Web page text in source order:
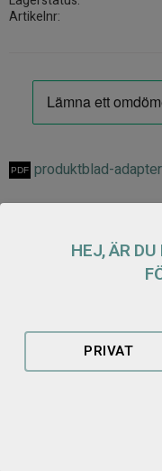
Artikelnr
produktblad-
ADAPTER
Ett smidigt sätt att
Mekanisk spaklåsning
HEJ, ÄR
PRIVAT